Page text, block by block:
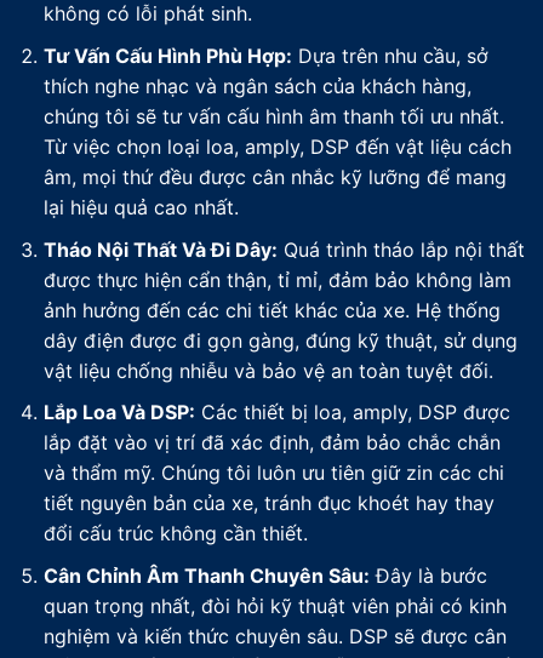
không có lỗi phát sinh.
Tư Vấn Cấu Hình Phù Hợp: Dựa trên nhu cầu, sở
thích nghe nhạc và ngân sách của khách hàng,
chúng tôi sẽ tư vấn cấu hình âm thanh tối ưu nhất.
Từ việc chọn loại loa, amply, DSP đến vật liệu cách
âm, mọi thứ đều được cân nhắc kỹ lưỡng để mang
lại hiệu quả cao nhất.
Tháo Nội Thất Và Đi Dây: Quá trình tháo lắp nội thất
được thực hiện cẩn thận, tỉ mỉ, đảm bảo không làm
ảnh hưởng đến các chi tiết khác của xe. Hệ thống
dây điện được đi gọn gàng, đúng kỹ thuật, sử dụng
vật liệu chống nhiễu và bảo vệ an toàn tuyệt đối.
Lắp Loa Và DSP: Các thiết bị loa, amply, DSP được
lắp đặt vào vị trí đã xác định, đảm bảo chắc chắn
và thẩm mỹ. Chúng tôi luôn ưu tiên giữ zin các chi
tiết nguyên bản của xe, tránh đục khoét hay thay
đổi cấu trúc không cần thiết.
Cân Chỉnh Âm Thanh Chuyên Sâu: Đây là bước
quan trọng nhất, đòi hỏi kỹ thuật viên phải có kinh
nghiệm và kiến thức chuyên sâu. DSP sẽ được cân